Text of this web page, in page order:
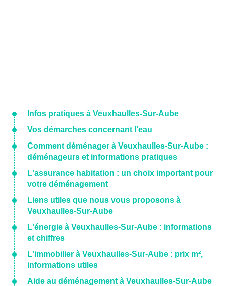
Infos pratiques à Veuxhaulles-Sur-Aube
Vos démarches concernant l'eau
Comment déménager à Veuxhaulles-Sur-Aube :
déménageurs et informations pratiques
L'assurance habitation : un choix important pour
votre déménagement
Liens utiles que nous vous proposons à
Veuxhaulles-Sur-Aube
L'énergie à Veuxhaulles-Sur-Aube : informations
et chiffres
L'immobilier à Veuxhaulles-Sur-Aube : prix m²,
informations utiles
Aide au déménagement à Veuxhaulles-Sur-Aube